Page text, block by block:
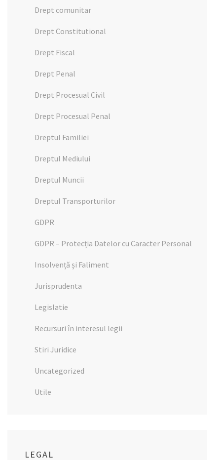
Drept comunitar
Drept Constitutional
Drept Fiscal
Drept Penal
Drept Procesual Civil
Drept Procesual Penal
Dreptul Familiei
Dreptul Mediului
Dreptul Muncii
Dreptul Transporturilor
GDPR
GDPR – Protecția Datelor cu Caracter Personal
Insolvență și Faliment
Jurisprudenta
Legislatie
Recursuri în interesul legii
Stiri Juridice
Uncategorized
Utile
LEGAL